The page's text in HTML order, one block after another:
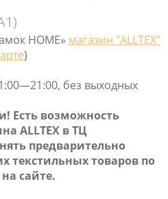
НОМЕ» магазин "ALLTEX"
)
без выходных
Есть возможность
ALLTEX в ТЦ
предварительно
текстильных товаров по
сайте.